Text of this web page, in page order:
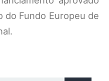
do Fundo Europeu de